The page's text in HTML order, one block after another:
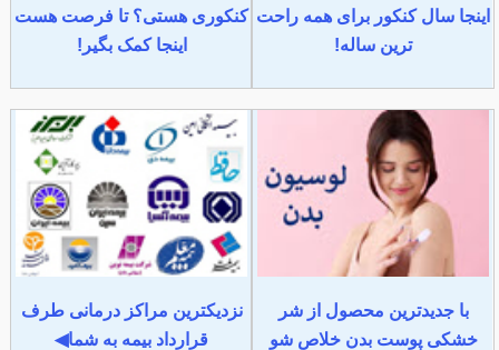
اینجا سال کنکور برای همه راحت
ترین ساله!
کنکوری هستی؟ تا فرصت هست
اینجا کمک بگیر!
با جدیدترین محصول از شر
خشکی پوست بدن خلاص شو
نزدیکترین مراکز درمانی طرف
قرارداد بیمه به شما◀